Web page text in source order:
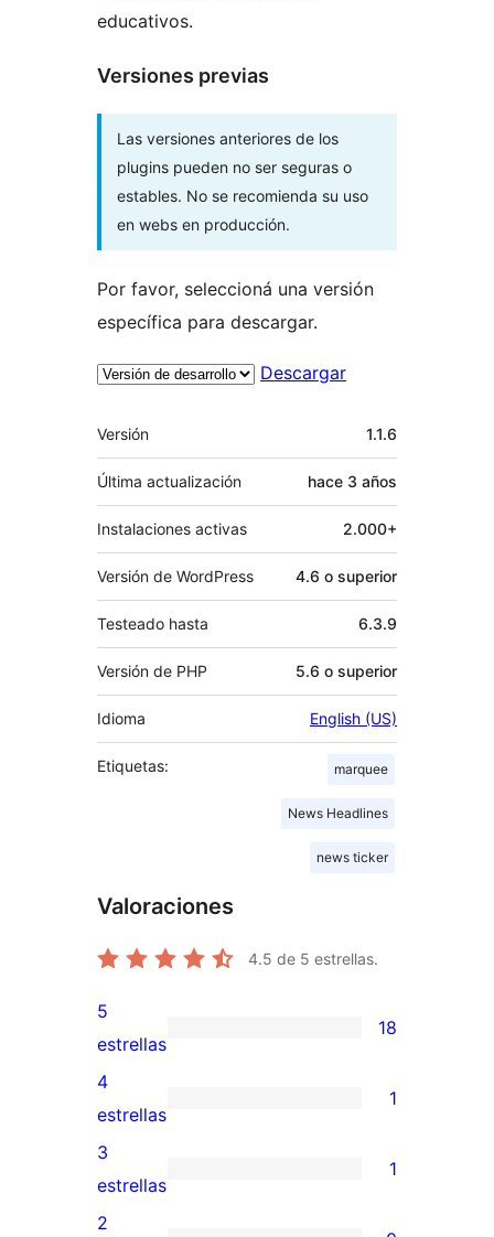
educativos.
Versiones previas
Las versiones anteriores de los
plugins pueden no ser seguras o
estables. No se recomienda su uso
en webs en producción.
Por favor, seleccioná una versión
específica para descargar.
Descargar
Meta
Versión 1.1.6
Última actualización hace 3 años
Instalaciones activas 2.000+
Versión de WordPress 4.6 o superior
Testeado hasta 6.3.9
Versión de PHP 5.6 o superior
Idioma English (US)
Etiquetas: marquee
News Headlines
news ticker
Valoraciones
4.5 de 5 estrellas.
18
valoraciones
de
5
estrellas
5
estrellas
18
1
valoración
de
4
4
estrellas
1
1
valoración
3
estrellas
1
2